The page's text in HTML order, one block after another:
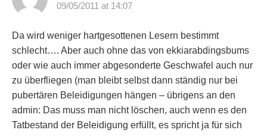
09/05/2011 at 14:07
Da wird weniger hartgesottenen Lesern bestimmt
schlecht…. Aber auch ohne das von ekkiarabdingsbums
oder wie auch immer abgesonderte Geschwafel auch nur
zu überfliegen (man bleibt selbst dann ständig nur bei
pubertären Beleidigungen hängen – übrigens an den
admin: Das muss man nicht löschen, auch wenn es den
Tatbestand der Beleidigung erfüllt, es spricht ja für sich